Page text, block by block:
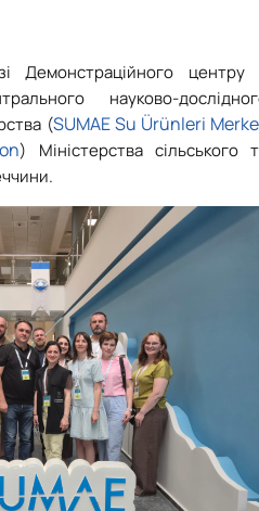
Демонстраційного центру
науково-
(SUMAE Su Ürünleri
) Міністерства сільського